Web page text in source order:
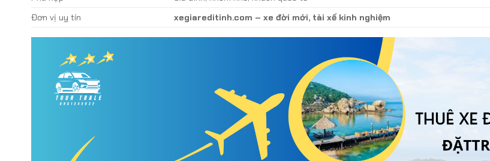
Đơn vị uy tín
xegiareditinh.com – xe đời mới, tài xế kinh nghiệm